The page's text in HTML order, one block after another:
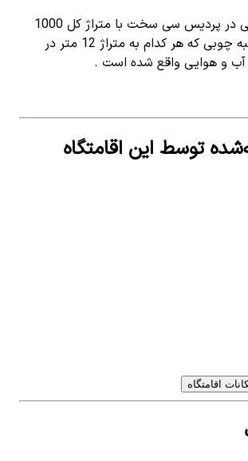
مجتمع باغ تفریحی در پردیس سی سخت با متراژ کل 1000
متر و دارای 10 کلبه چوبی که هر کدام به متراژ 12 متر در
آب و هوایی واقع شده است .
توسط این اقامتگاه